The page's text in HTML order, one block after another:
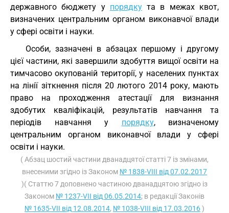
державного бюджету у порядкута в межах квот,
визначених центральним органом виконавчої влади
у сфері освіти і науки.
Особи, зазначені в абзацах першому і другому
цієї частини, які завершили здобуття вищої освіти на
тимчасово окупованій території, у населених пунктах
на лінії зіткнення після 20 лютого 2014 року, мають
право на проходження атестації для визнання
здобутих кваліфікацій, результатів навчання та
періодів навчання у порядку, визначеному
центральним органом виконавчої влади у сфері
освіти і науки.
( Абзац шостий частини дванадцятої статті 7 із змінами,
внесеними згідно із Законом № 1838-VIII від 07.02.2017
)( Статтю 7 доповнено частиною дванадцятою згідно із
Законом № 1237-VII від 06.05.2014; в редакції Законів
№ 1635-VII від 12.08.2014, № 1038-VIII від 17.03.2016)